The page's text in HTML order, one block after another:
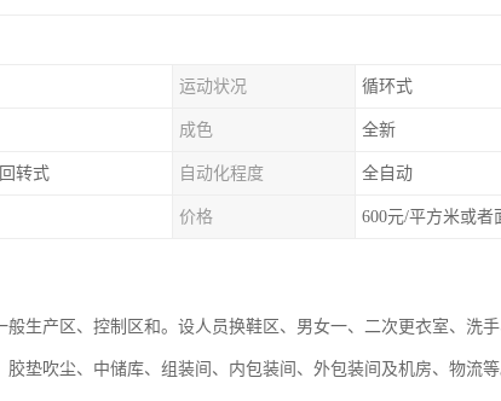
运动状况 循环式
成色 全新
转式 自动化程度 全自动
价格 600元/平方米或者
生产区、控制区和。设人员换鞋区、男女一、二次更衣室、洗
垫吹尘、中储库、组装间、内包装间、外包装间及机房、物流